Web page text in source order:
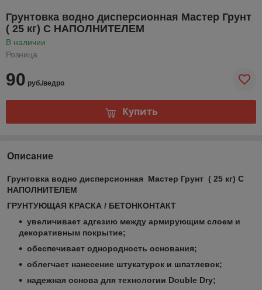
Грунтовка водно дисперсионная Мастер Грунт
( 25 кг) С НАПОЛНИТЕЛЕМ
В наличии
Розница
90 руб./ведро
Купить
Описание
Грунтовка водно дисперсионная Мастер Грунт ( 25 кг) С
НАПОЛНИТЕЛЕМ
ГРУНТУЮЩАЯ КРАСКА / БЕТОНКОНТАКТ
увеличивает адгезию между армирующим слоем и
декоративным покрытие;
обеспечивает однородность основания;
облегчает нанесение штукатурок и шпатлевок;
надежная основа для технологии Double Dry;